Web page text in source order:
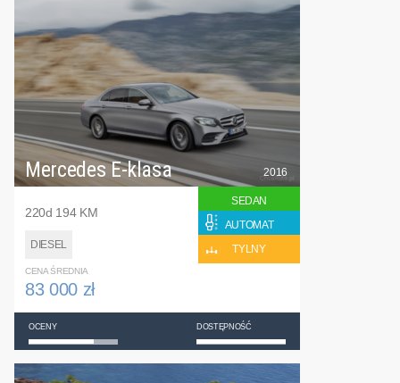
Mercedes E-klasa
220d 194 KM
DIESEL
2016
SEDAN
AUTOMAT
TYLNY
CENA ŚREDNIA
83 000 zł
OCENY DOSTĘPNOŚĆ